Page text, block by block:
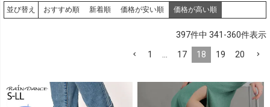
並び替え おすすめ順 新着順 価格が安い順 価格が高い順
397件中 341 -360件表示
1 17 18 19 20